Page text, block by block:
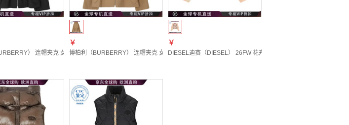
克 女士 图色A221310PLBH 20 | 44
） 连帽夹克 女士 图色81222481 20 | L
￥
博柏利（BURBERRY） 连帽夹克 女士 图色81222471 20 | XL
￥
DIESEL迪赛（DIESEL） 26FW 花卉图案飞行员夹克 女士 图色